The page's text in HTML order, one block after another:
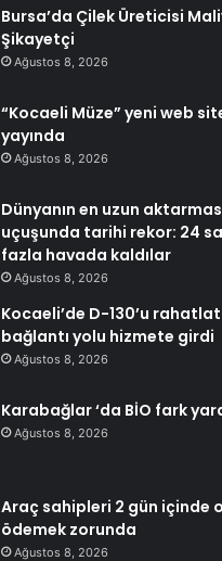
Bursa’da Çilek Üreticisi
Şikayetçi
Ağustos 8, 2026
“Kocaeli Müze” yeni web
yayında
Ağustos 8, 2026
Dünyanın en uzun
uçuşunda tarihi rekor: 24
fazla havada kaldılar
Ağustos 8, 2026
Kocaeli’de D-130’u
bağlantı yolu hizmete girdi
Ağustos 8, 2026
Karabağlar ‘da BİO fark
Ağustos 8, 2026
Araç sahipleri 2 gün içinde
ödemek zorunda
Ağustos 8, 2026